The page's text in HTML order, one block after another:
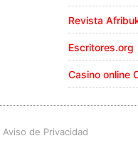
Revista
Escritores.org
Casino online
Aviso de Privacidad